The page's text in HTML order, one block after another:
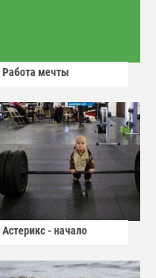
Работа мечты
Астерикс - начало